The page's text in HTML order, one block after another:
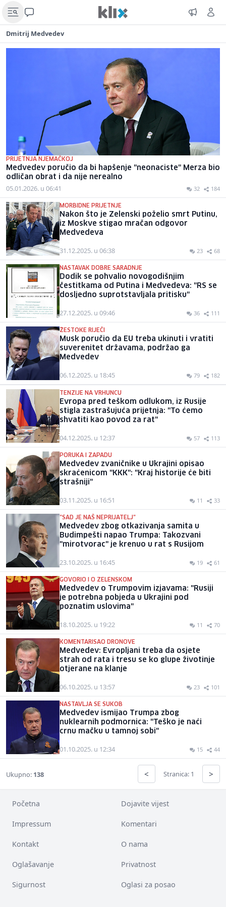
Dmitrij Medvedev
PRIJETNJA NJEMAČKOJ
Medvedev poručio da bi hapšenje "neonaciste" Merza bio
odličan obrat i da nije nerealno
05.01.2026. u 06:41 32 184
MORBIDNE PRIJETNJE
Nakon što je Zelenski poželio smrt Putinu,
iz Moskve stigao mračan odgovor
Medvedeva
31.12.2025. u 06:38 23 68
NASTAVAK DOBRE SARADNJE
Dodik se pohvalio novogodišnjim
čestitkama od Putina i Medvedeva: "RS se
dosljedno suprotstavljala pritisku"
27.12.2025. u 09:46 36 111
ŽESTOKE RIJEČI
Musk poručio da EU treba ukinuti i vratiti
suverenitet državama, podržao ga
Medvedev
06.12.2025. u 18:45 79 182
TENZIJE NA VRHUNCU
Evropa pred teškom odlukom, iz Rusije
stigla zastrašujuća prijetnja: "To ćemo
shvatiti kao povod za rat"
04.12.2025. u 12:37 57 113
PORUKA I ZAPADU
Medvedev zvaničnike u Ukrajini opisao
skraćenicom "KKK": "Kraj historije će biti
strašniji"
03.11.2025. u 16:51 11 33
"SAD JE NAŠ NEPRIJATELJ"
Medvedev zbog otkazivanja samita u
Budimpešti napao Trumpa: Takozvani
"mirotvorac" je krenuo u rat s Rusijom
23.10.2025. u 16:45 19 61
GOVORIO I O ZELENSKOM
Medvedev o Trumpovim izjavama: "Rusiji
je potrebna pobjeda u Ukrajini pod
poznatim uslovima"
18.10.2025. u 19:22 11 70
KOMENTARISAO DRONOVE
Medvedev: Evropljani treba da osjete
strah od rata i tresu se ko glupe životinje
otjerane na klanje
06.10.2025. u 13:57 23 101
NASTAVLJA SE SUKOB
Medvedev ismijao Trumpa zbog
nuklearnih podmornica: "Teško je naći
crnu mačku u tamnoj sobi"
01.10.2025. u 12:34 15 44
Ukupno: 138 < Stranica: 1 >
Početna Dojavite vijest
Impressum Komentari
Kontakt O nama
Oglašavanje Privatnost
Sigurnost Oglasi za posao